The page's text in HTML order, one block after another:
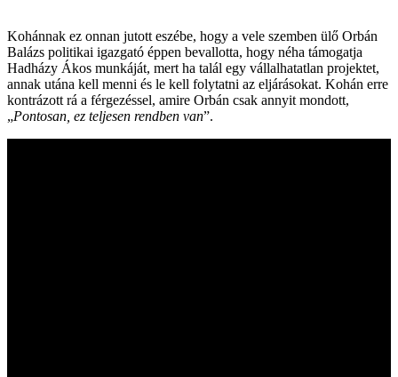
Kohánnak ez onnan jutott eszébe, hogy a vele szemben ülő Orbán
Balázs politikai igazgató éppen bevallotta, hogy néha támogatja
Hadházy Ákos munkáját, mert ha talál egy vállalhatatlan projektet,
annak utána kell menni és le kell folytatni az eljárásokat. Kohán erre
kontrázott rá a férgezéssel, amire Orbán csak annyit mondott,
„Pontosan, ez teljesen rendben van”.